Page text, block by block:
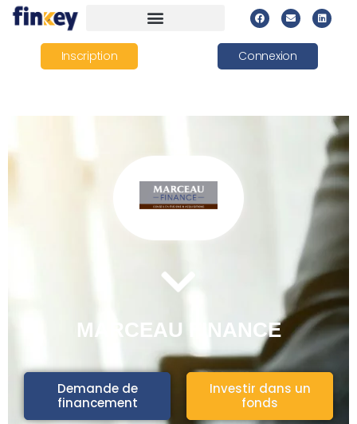
Inscription Connexion
MARCEAU FINANCE
Demande de
financement
Investir dans un
fonds